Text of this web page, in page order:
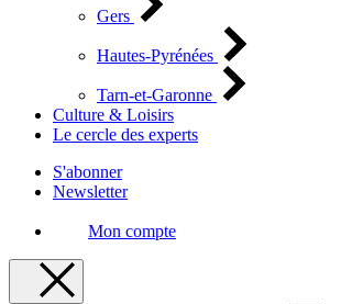
Gers
Hautes-Pyrénées
Tarn-et-Garonne
Culture & Loisirs
Le cercle des experts
S'abonner
Newsletter
Mon compte